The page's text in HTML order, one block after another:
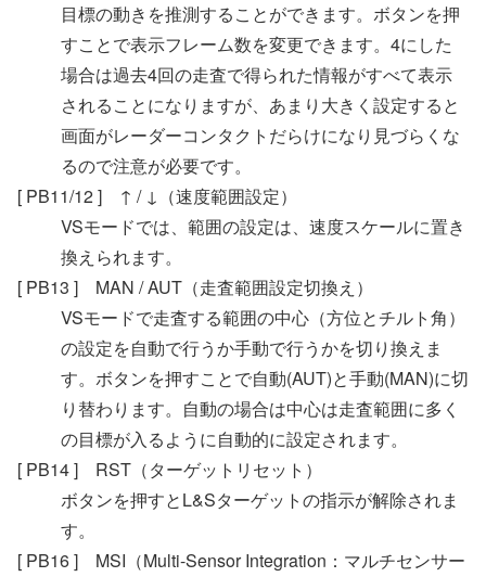
目標の動きを推測することができます。ボタンを押
すことで表示フレーム数を変更できます。4にした
場合は過去4回の走査で得られた情報がすべて表示
されることになりますが、あまり大きく設定すると
画面がレーダーコンタクトだらけになり見づらくな
るので注意が必要です。
[ PB11/12 ] ↑ / ↓（速度範囲設定）
VSモードでは、範囲の設定は、速度スケールに置き
換えられます。
[ PB13 ] MAN / AUT（走査範囲設定切換え）
VSモードで走査する範囲の中心（方位とチルト角）
の設定を自動で行うか手動で行うかを切り換えま
す。ボタンを押すことで自動(AUT)と手動(MAN)に切
り替わります。自動の場合は中心は走査範囲に多く
の目標が入るように自動的に設定されます。
[ PB14 ] RST（ターゲットリセット）
ボタンを押すとL&Sターゲットの指示が解除されま
す。
[ PB16 ] MSI（Multi-Sensor Integration：マルチセンサー